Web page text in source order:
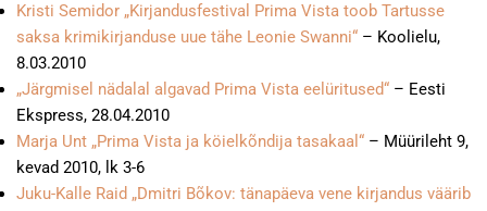
Kristi Semidor „Kirjandusfestival Prima Vista toob Tartusse
saksa krimikirjanduse uue tähe Leonie Swanni“ – Koolielu,
8.03.2010
„Järgmisel nädalal algavad Prima Vista eelüritused“ – Eesti
Ekspress, 28.04.2010
Marja Unt „Prima Vista ja köielkõndija tasakaal“ – Müürileht 9,
kevad 2010, lk 3-6
Juku-Kalle Raid „Dmitri Bõkov: tänapäeva vene kirjandus väärib